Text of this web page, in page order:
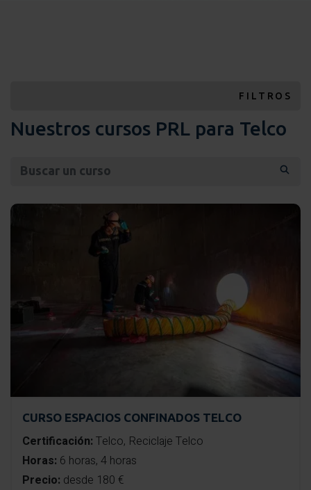
FILTROS
Nuestros cursos PRL para Telco
CURSO ESPACIOS CONFINADOS TELCO
Certificación: Telco, Reciclaje Telco
Horas: 6 horas, 4 horas
Precio: desde 180 €